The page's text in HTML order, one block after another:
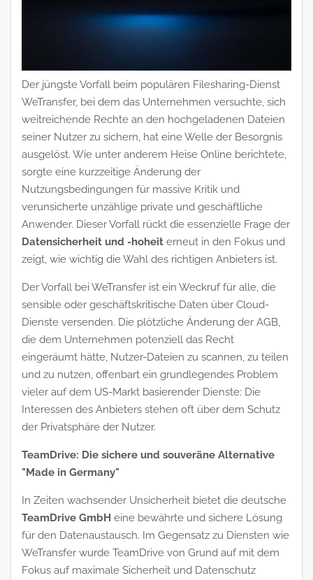
Der jüngste Vorfall beim populären Filesharing-Dienst
WeTransfer, bei dem das Unternehmen versuchte, sich
weitreichende Rechte an den hochgeladenen Dateien
seiner Nutzer zu sichern, hat eine Welle der Besorgnis
ausgelöst. Wie unter anderem Heise Online berichtete,
sorgte eine kurzzeitige Änderung der
Nutzungsbedingungen für massive Kritik und
verunsicherte unzählige private und geschäftliche
Anwender. Dieser Vorfall rückt die essenzielle Frage der
Datensicherheit und -hoheit erneut in den Fokus und
zeigt, wie wichtig die Wahl des richtigen Anbieters ist.
Der Vorfall bei WeTransfer ist ein Weckruf für alle, die
sensible oder geschäftskritische Daten über Cloud-
Dienste versenden. Die plötzliche Änderung der AGB,
die dem Unternehmen potenziell das Recht
eingeräumt hätte, Nutzer-Dateien zu scannen, zu teilen
und zu nutzen, offenbart ein grundlegendes Problem
vieler auf dem US-Markt basierender Dienste: Die
Interessen des Anbieters stehen oft über dem Schutz
der Privatsphäre der Nutzer.
TeamDrive: Die sichere und souveräne Alternative
"Made in Germany"
In Zeiten wachsender Unsicherheit bietet die deutsche
TeamDrive GmbH eine bewährte und sichere Lösung
für den Datenaustausch. Im Gegensatz zu Diensten wie
WeTransfer wurde TeamDrive von Grund auf mit dem
Fokus auf maximale Sicherheit und Datenschutz